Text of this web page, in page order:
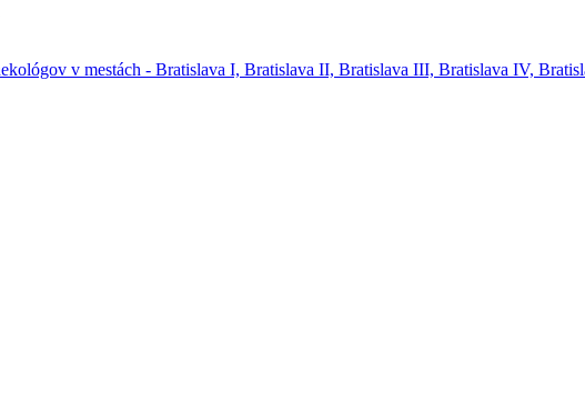
v mestách - Bratislava I, Bratislava II, Bratislava III, Bratislava IV,